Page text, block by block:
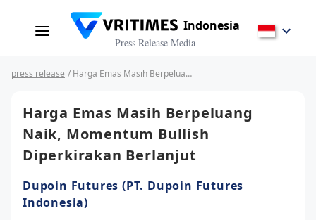
Indonesia
Press Release Media
press release / Harga Emas Masih Berpeluang Naik, Momentum Bullish Diperkirakan Berlanjut
Harga Emas Masih Berpeluang
Naik, Momentum Bullish
Diperkirakan Berlanjut
Dupoin Futures (PT. Dupoin Futures
Indonesia)